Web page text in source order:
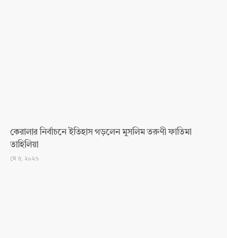
কেরালার নির্বাচনে ইতিহাস গড়লেন মুসলিম তরুণী ফাতিমা
তাহিলিয়া
মে ৫, ২০২৬